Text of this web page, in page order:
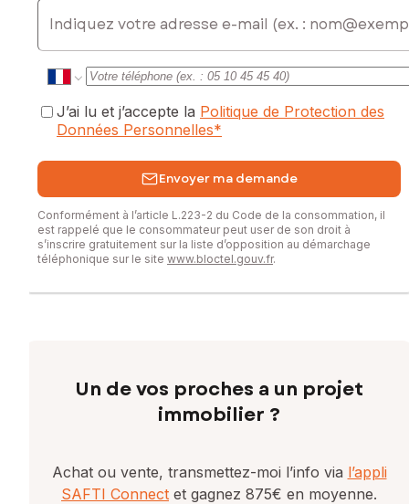
0689667226, E-mail : matthieu.izard@safti.fr - EI - Agent
commercial immatriculé au RSAC de Albi sous le numéro
927901033
E-mail
J’ai lu et j’accepte la Politique de Protection des
Données Personnelles*
Envoyer ma demande
Conformément à l’article L.223-2 du Code de la consommation, il
est rappelé que le consommateur peut user de son droit à
s’inscrire gratuitement sur la liste d’opposition au démarchage
téléphonique sur le site www.bloctel.gouv.fr.
Un de vos proches a un projet
immobilier ?
Achat ou vente, transmettez-moi l’info via l’appli
SAFTI Connect et gagnez 875€ en moyenne.